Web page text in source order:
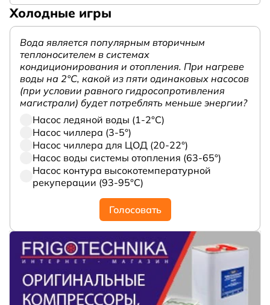
Холодные игры
Вода является популярным вторичным
теплоносителем в системах
кондиционирования и отопления. При нагреве
воды на 2°С, какой из пяти одинаковых насосов
(при условии равного гидросопротивления
магистрали) будет потреблять меньше энергии?
Насос ледяной воды (1-2°С)
Насос чиллера (3-5°)
Насос чиллера для ЦОД (20-22°)
Насос воды системы отопления (63-65°)
Насос контура высокотемпературной
рекуперации (93-95°С)
Голосовать